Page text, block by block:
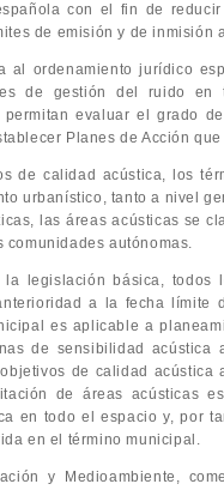
con el fin de
de emisión y de inmisión
al ordenamiento jurídico
de gestión del ruido
permitan evaluar el grado
Planes de Acción
de calidad acústica, los
urbanístico, tanto a nivel
las áreas acústicas se
comunidades autónomas.
legislación básica, todos
a la fecha límite
es aplicable a
de sensibilidad
de calidad
de áreas acústicas
en todo el espacio y, por
en el término municipal.
y Medioambiente,